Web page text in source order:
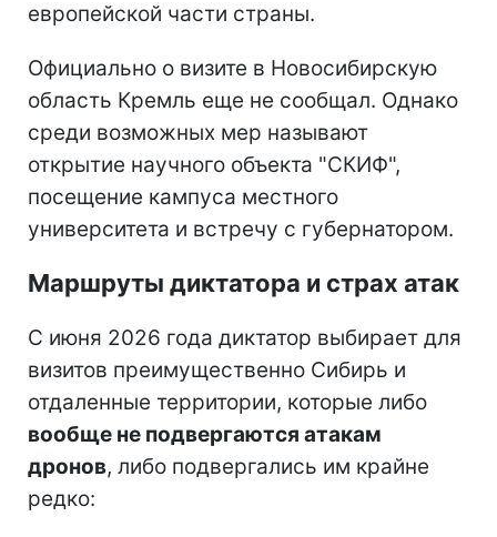
европейской части страны.
Официально о визите в Новосибирскую
область Кремль еще не сообщал. Однако
среди возможных мер называют
открытие научного объекта "СКИФ",
посещение кампуса местного
университета и встречу с губернатором.
Маршруты диктатора и страх атак
С июня 2026 года диктатор выбирает для
визитов преимущественно Сибирь и
отдаленные территории, которые либо
вообще не подвергаются атакам
дронов, либо подвергались им крайне
редко: